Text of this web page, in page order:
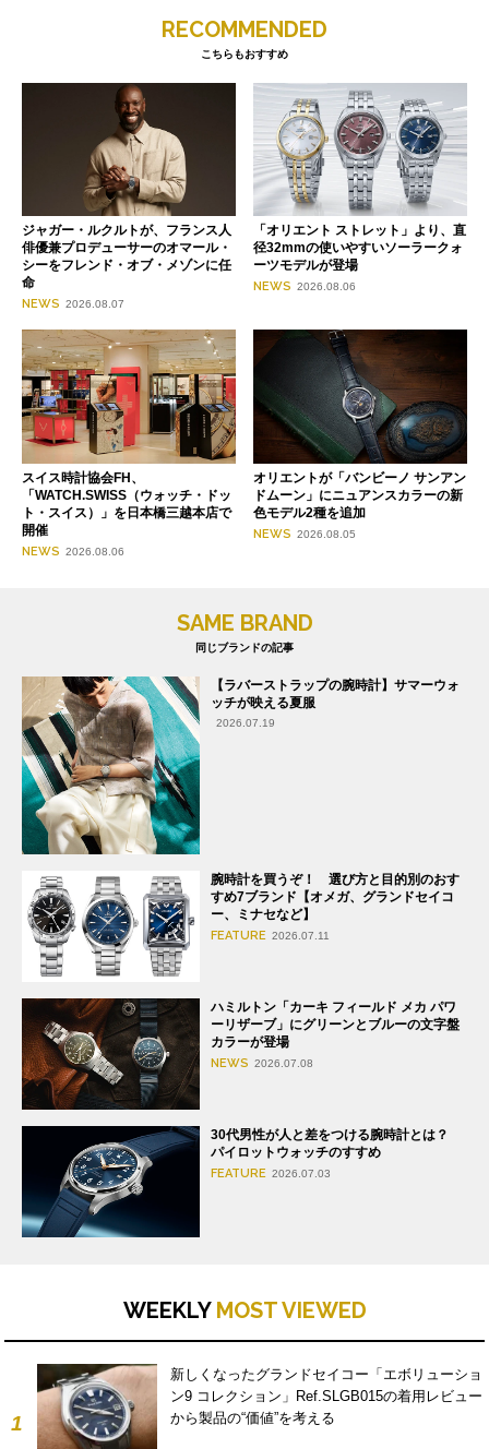
RECOMMENDED
こちらもおすすめ
ジャガー・ルクルトが、フランス人
俳優兼プロデューサーのオマール・
シーをフレンド・オブ・メゾンに任
命
NEWS 2026.08.07
「オリエント ストレット」より、直
径32mmの使いやすいソーラークォ
ーツモデルが登場
NEWS 2026.08.06
スイス時計協会FH、
「WATCH.SWISS（ウォッチ・ドッ
ト・スイス）」を日本橋三越本店で
開催
NEWS 2026.08.06
オリエントが「バンビーノ サンアン
ドムーン」にニュアンスカラーの新
色モデル2種を追加
NEWS 2026.08.05
SAME BRAND
同じブランドの記事
【ラバーストラップの腕時計】サマーウォ
ッチが映える夏服
2026.07.19
腕時計を買うぞ！ 選び方と目的別のおす
すめ7ブランド【オメガ、グランドセイコ
ー、ミナセなど】
FEATURE 2026.07.11
ハミルトン「カーキ フィールド メカ パワ
ーリザーブ」にグリーンとブルーの文字盤
カラーが登場
NEWS 2026.07.08
30代男性が人と差をつける腕時計とは？
パイロットウォッチのすすめ
FEATURE 2026.07.03
WEEKLY MOST VIEWED
1
新しくなったグランドセイコー「エボリューショ
ン9 コレクション」Ref.SLGB015の着用レビュー
から製品の“価値”を考える